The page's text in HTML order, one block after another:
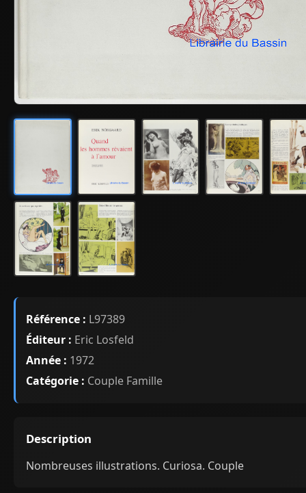
Référence : L97389
Éditeur : Eric Losfeld
Année : 1972
Catégorie : Couple Famille
Description
Nombreuses illustrations. Curiosa. Couple